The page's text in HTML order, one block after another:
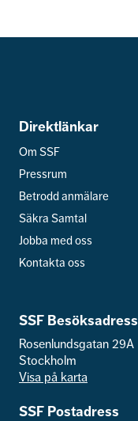
Direktlänkar
Om SSF
Pressrum
Betrodd anmälare
Säkra Samtal
Jobba med oss
Kontakta oss
SSF Besöksadress
Rosenlundsgatan 29A
Stockholm
Visa på karta
SSF Postadress